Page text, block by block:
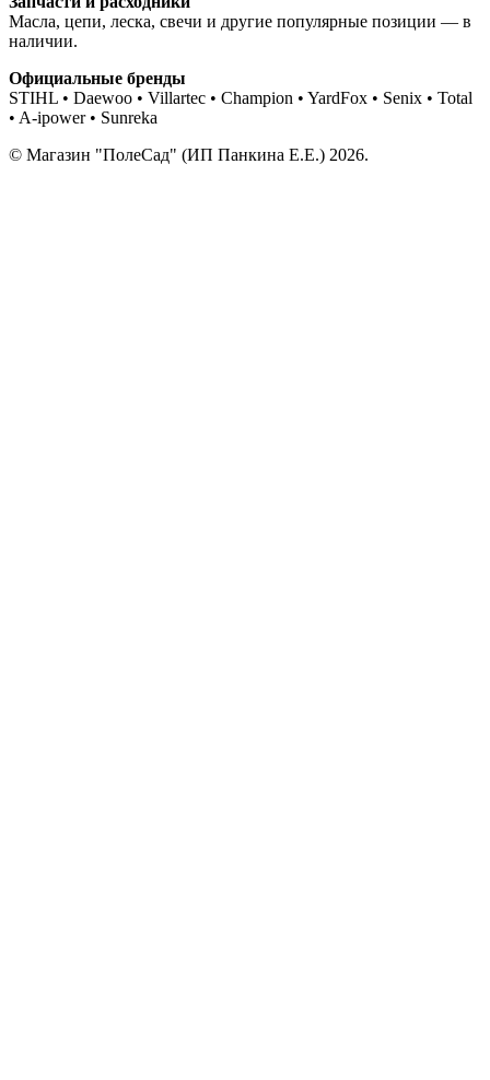
Масла, цепи, леска, свечи и другие популярные позиции — в
наличии.
Официальные бренды
STIHL • Daewoo • Villartec • Champion • YardFox • Senix • Total
• A-ipower • Sunreka
© Магазин "ПолеСад" (ИП Панкина Е.Е.) 2026.